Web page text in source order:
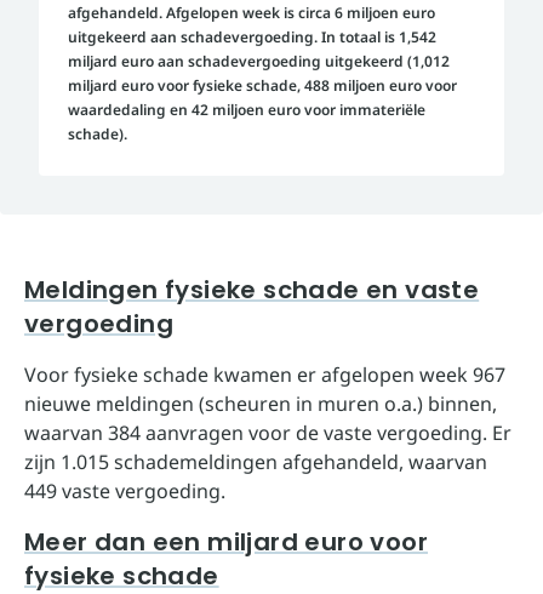
afgehandeld. Afgelopen week is circa 6 miljoen euro
uitgekeerd aan schadevergoeding. In totaal is 1,542
miljard euro aan schadevergoeding uitgekeerd (1,012
miljard euro voor fysieke schade, 488 miljoen euro voor
waardedaling en 42 miljoen euro voor immateriële
schade).
Meldingen fysieke schade en vaste
vergoeding
Voor fysieke schade kwamen er afgelopen week 967
nieuwe meldingen (scheuren in muren o.a.) binnen,
waarvan 384 aanvragen voor de vaste vergoeding. Er
zijn 1.015 schademeldingen afgehandeld, waarvan
449 vaste vergoeding.
Meer dan een miljard euro voor
fysieke schade